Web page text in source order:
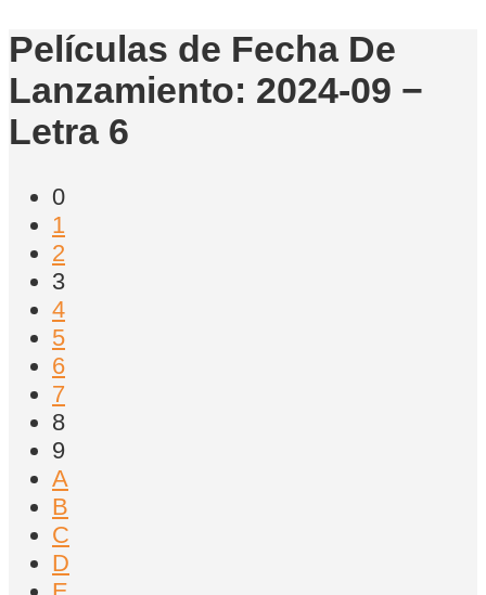
Películas de Fecha De
Lanzamiento: 2024-09 −
Letra 6
0
1
2
3
4
5
6
7
8
9
A
B
C
D